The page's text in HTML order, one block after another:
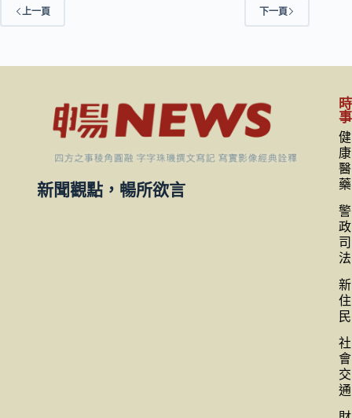
上一頁 下一頁
新聞觀點，暢所欲言
時
事
健
康
醫
藥
警
政
司
法
新
住
民
社
會
交
通